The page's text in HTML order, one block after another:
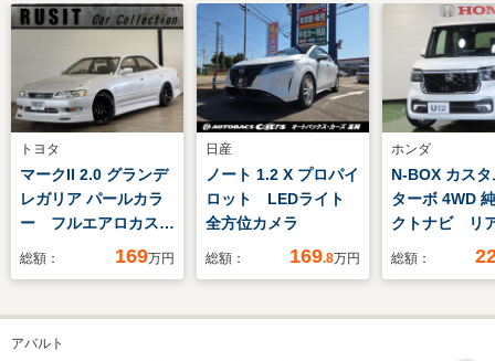
トヨタ
マークII 2.0 グランデ
レガリア パールカラ
ー フルエアロカスタ
総額： 169万円
日産
ノート 1.2 X プロパイ
ロット LEDライト
全方位カメラ
総額： 169.8万円
ホンダ
N-BOX カス
ターボ 4WD
クトナビ リ
ラ フルセグ
ETC シート
総額：
アバルト